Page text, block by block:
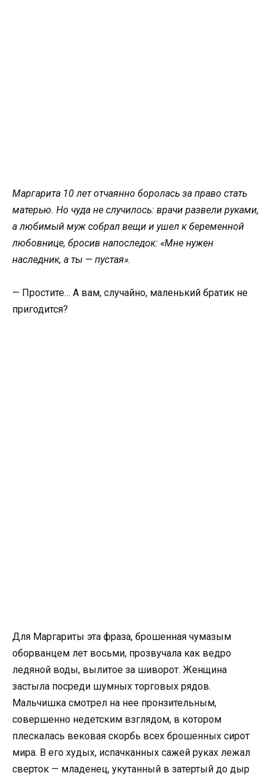
Маргарита 10 лет отчаянно боролась за право стать
матерью. Но чуда не случилось: врачи развели руками,
а любимый муж собрал вещи и ушел к беременной
любовнице, бросив напоследок: «Мне нужен
наследник, а ты — пустая».
— Простите… А вам, случайно, маленький братик не
пригодится?
Для Маргариты эта фраза, брошенная чумазым
оборванцем лет восьми, прозвучала как ведро
ледяной воды, вылитое за шиворот. Женщина
застыла посреди шумных торговых рядов.
Мальчишка смотрел на нее пронзительным,
совершенно недетским взглядом, в котором
плескалась вековая скорбь всех брошенных сирот
мира. В его худых, испачканных сажей руках лежал
сверток — младенец, укутанный в затертый до дыр